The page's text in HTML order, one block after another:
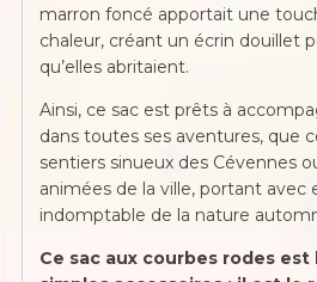
marron foncé apportait une
chaleur, créant un écrin douillet
qu’elles abritaient.
Ainsi, ce sac est prêts à
dans toutes ses aventures, que
sentiers sinueux des Cévennes
animées de la ville, portant avec
indomptable de la nature
Ce sac aux courbes rodes